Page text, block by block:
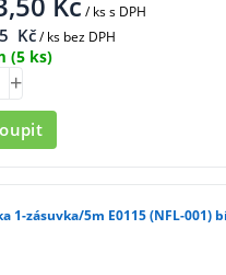
/ kss DPH
Kč/ ks bez DPH
(5 ks)
1-zásuvka/5m E0115 (NFL-001)